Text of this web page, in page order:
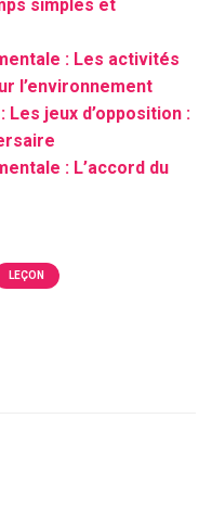
simples et
: Les activités
l’environnement
Les jeux d’opposition :
: L’accord du
LEÇON